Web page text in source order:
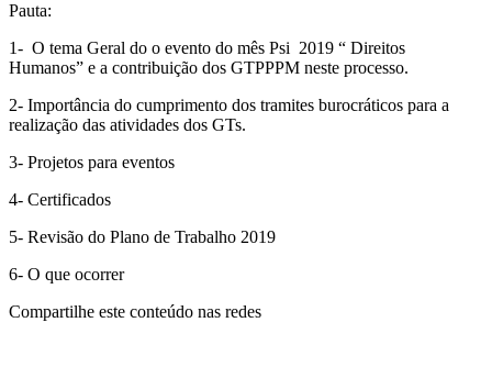
Pauta:
1- O tema Geral do o evento do mês Psi 2019 “ Direitos
Humanos” e a contribuição dos GTPPPM neste processo.
2- Importância do cumprimento dos tramites burocráticos para a
realização das atividades dos GTs.
3- Projetos para eventos
4- Certificados
5- Revisão do Plano de Trabalho 2019
6- O que ocorrer
Compartilhe este conteúdo nas redes